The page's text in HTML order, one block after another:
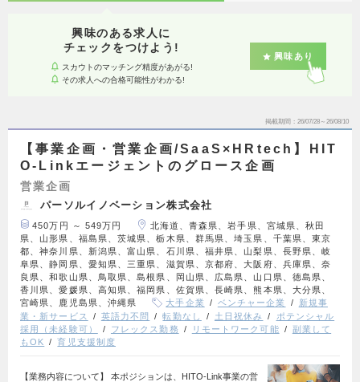
興味のある求人に
チェックをつけよう!
スカウトのマッチング精度があがる!
その求人への合格可能性がわかる!
興味あり
掲載期間 26/07/28～26/08/10
【事業企画・営業企画/SaaS×HRtech】HIT
O-Linkエージェントのグロース企画
営業企画
パーソルイノベーション株式会社
450万円 ～ 549万円
北海道、青森県、岩手県、宮城県、秋田
県、山形県、福島県、茨城県、栃木県、群馬県、埼玉県、千葉県、東京
都、神奈川県、新潟県、富山県、石川県、福井県、山梨県、長野県、岐
阜県、静岡県、愛知県、三重県、滋賀県、京都府、大阪府、兵庫県、奈
良県、和歌山県、鳥取県、島根県、岡山県、広島県、山口県、徳島県、
香川県、愛媛県、高知県、福岡県、佐賀県、長崎県、熊本県、大分県、
宮崎県、鹿児島県、沖縄県
大手企業 ベンチャー企業
新規事
業・新サービス
英語力不問 転勤なし 土日祝休み
ポテンシャル
採用（未経験可）
フレックス勤務 リモートワーク可能
副業して
もOK
育児支援制度
【業務内容について】 本ポジションは、HITO-Link事業の営